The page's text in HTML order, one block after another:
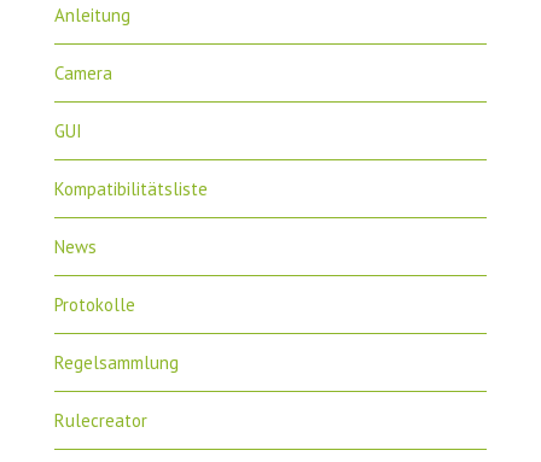
Anleitung
Camera
GUI
Kompatibilitätsliste
News
Protokolle
Regelsammlung
Rulecreator